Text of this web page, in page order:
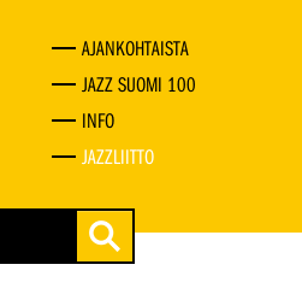
AJANKOHTAISTA
JAZZ SUOMI 100
INFO
JAZZLIITTO